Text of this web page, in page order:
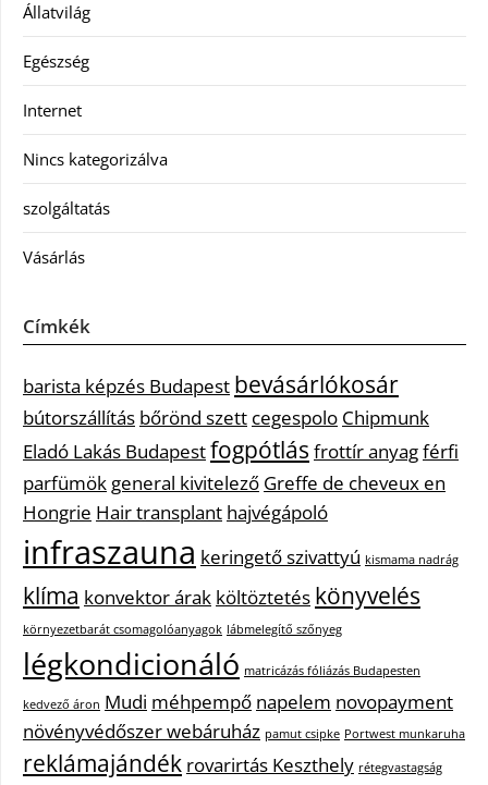
Állatvilág
Egészség
Internet
Nincs kategorizálva
szolgáltatás
Vásárlás
Címkék
barista képzés Budapest bevásárlókosár
bútorszállítás bőrönd szett cegespolo Chipmunk
Eladó Lakás Budapestfogpótlás frottír anyagférfi
parfümök general kivitelező Greffe de cheveux en
Hongrie Hair transplant hajvégápoló
infraszauna keringető szivattyú kismama nadrág
klíma konvektor árak költöztetés könyvelés
környezetbarát csomagolóanyagok lábmelegítő szőnyeg
légkondicionáló matricázás fóliázás Budapesten
kedvező áron Mudi méhpempő napelem novopayment
növényvédőszer webáruház pamut csipke Portwest munkaruha
reklámajándék rovarirtás Keszthely rétegvastagság